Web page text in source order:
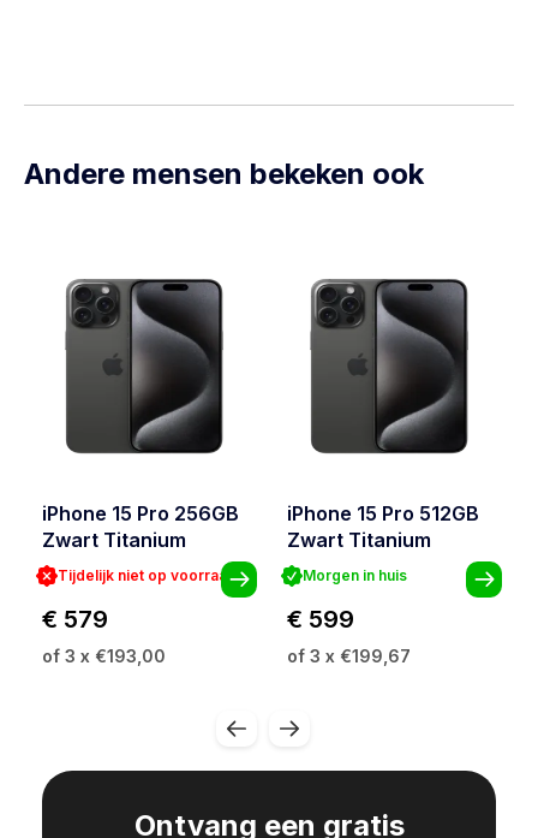
Andere mensen bekeken ook
iPhone 15 Pro 256GB
Zwart Titanium
Tijdelijk niet op voorraad
€ 579
of 3 x €193,00
iPhone 15 Pro 512GB
Zwart Titanium
Morgen in huis
€ 599
of 3 x €199,67
Ontvang een gratis